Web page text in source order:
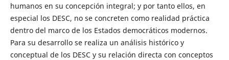
humanos en su concepción integral; y por tanto ellos, en
especial los DESC, no se concreten como realidad práctica
dentro del marco de los Estados democráticos modernos.
Para su desarrollo se realiza un análisis histórico y
conceptual de los DESC y su relación directa con conceptos